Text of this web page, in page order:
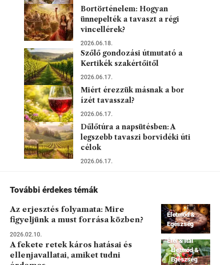
Bortörténelem: Hogyan
ünnepelték a tavaszt a régi
vincellérek?
2026.06.18.
Szőlő gondozási útmutató a
Kertikék szakértőitől
2026.06.17.
Miért érezzük másnak a bor
ízét tavasszal?
2026.06.17.
Dűlőtúra a napsütésben: A
legszebb tavaszi borvidéki úti
célok
2026.06.17.
További érdekes témák
Életmód &
Egészség
Az erjesztés folyamata: Mire
figyeljünk a must forrása közben?
2026.02.10.
Étel & Ital
Életmód &
Egészség
A fekete retek káros hatásai és
ellenjavallatai, amiket tudni